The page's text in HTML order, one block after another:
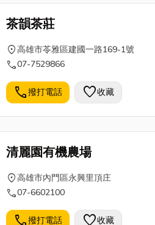
的維修...
茶韻茶莊
location_on高雄市苓雅區建國一路169-1號
call07-7529866
call撥打電話 favorite收藏
清麗園有機農場
location_on高雄市內門區永興里頂庄
call07-6602100
call撥打電話 favorite收藏